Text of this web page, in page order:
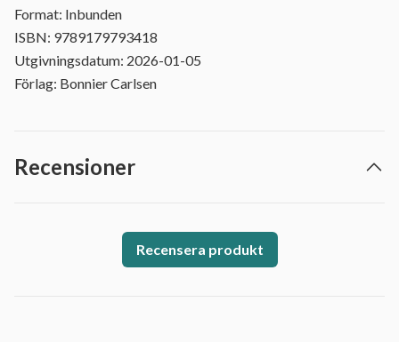
Format: Inbunden
ISBN: 9789179793418
Utgivningsdatum: 2026-01-05
Förlag: Bonnier Carlsen
Recensioner
Recensera produkt